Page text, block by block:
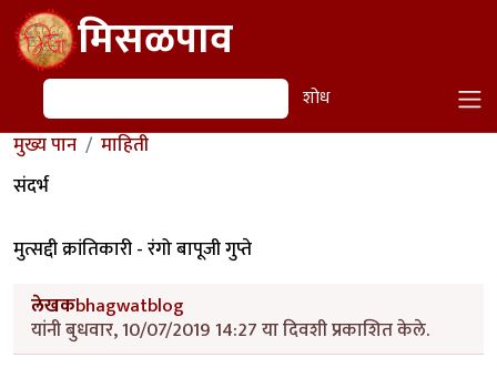
Skip to main contentमिसळपाव
शोध शोध
मुख्य पान
माहिती
संदर्भ
मुत्सद्दी क्रांतिकारी - रंगो बापूजी गुप्ते
लेखकbhagwatblog
यांनी बुधवार, 10/07/2019 14:27 या दिवशी प्रकाशित केले.